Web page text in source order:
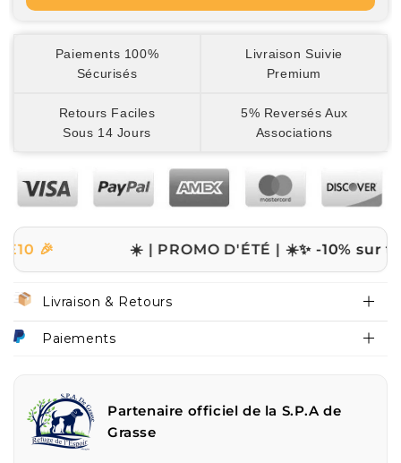
Paiements 100%
Sécurisés
Livraison Suivie
Premium
Retours Faciles
Sous 14 Jours
5% Reversés Aux
Associations
☀️ | PROMO D'ÉTÉ | ☀️✨ -10% sur tout le
Livraison & Retours
Paiements
Partenaire officiel de la S.P.A de
Grasse